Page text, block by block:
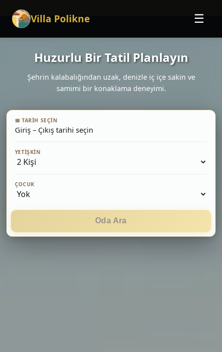
Villa Polikne ☰
Huzurlu Bir Tatil Planlayın
Şehrin kalabalığından uzak, denizle iç içe sakin ve
samimi bir konaklama deneyimi.
📅 TARIH SEÇIN
Giriş – Çıkış tarihi seçin
YETIŞKIN
ÇOCUK
Oda Ara